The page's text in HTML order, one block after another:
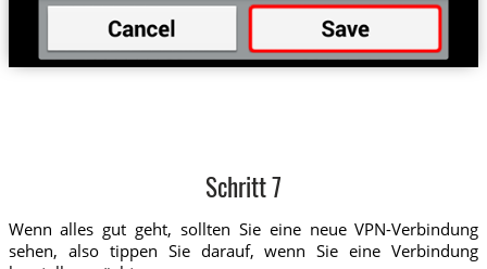
Schritt 7
Wenn alles gut geht, sollten Sie eine neue VPN-Verbindung
sehen, also tippen Sie darauf, wenn Sie eine Verbindung